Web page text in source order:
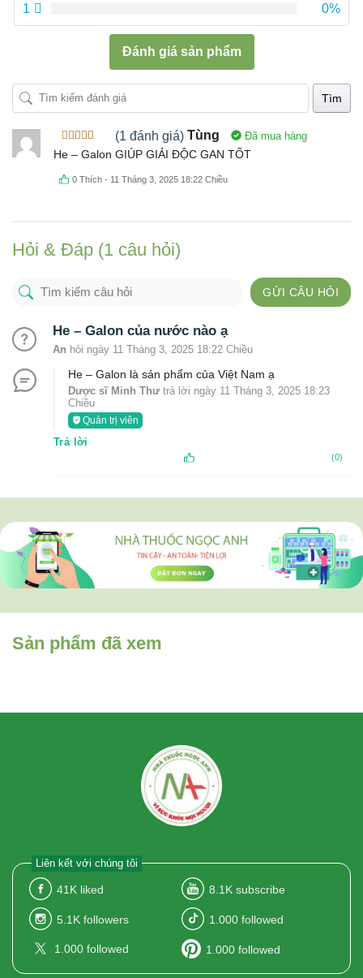
1
0%
Đánh giá sản phẩm
Tìm
Được xếp
hạng55
sao
(1 đánh giá) Tùng Đã mua hàng
He – Galon GIÚP GIẢI ĐỘC GAN TỐT
0 Thích - 11 Tháng 3, 2025 18:22 Chiều
Hỏi & Đáp (1 câu hỏi)
GỬI CÂU HỎI
He – Galon của nước nào ạ
An hỏi ngày 11 Tháng 3, 2025 18:22 Chiều
He – Galon là sản phẩm của Việt Nam ạ
Dược sĩ Minh Thưtrả lời ngày 11 Tháng 3, 2025 18:23
Chiều
Quản trị viên
Trả lời
(0)
Sản phẩm đã xem
Liên kết với chúng tôi
41K liked 8.1K subscribe
5.1K followers 1.000 followed
1.000 followed 1.000 followed